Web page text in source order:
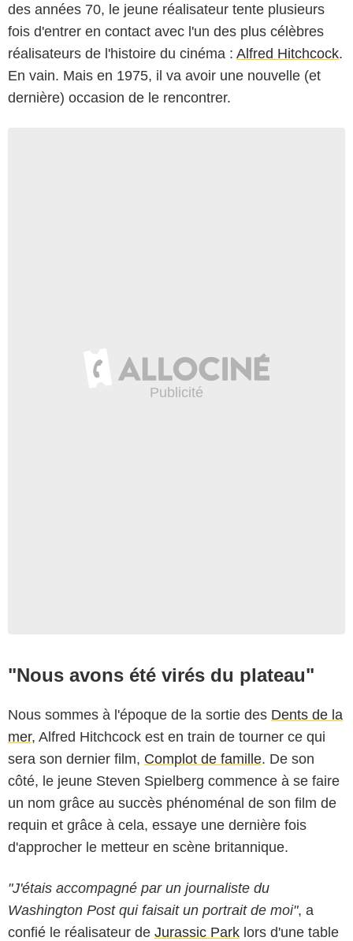
des années 70, le jeune réalisateur tente plusieurs
fois d'entrer en contact avec l'un des plus célèbres
réalisateurs de l'histoire du cinéma : Alfred Hitchcock.
En vain. Mais en 1975, il va avoir une nouvelle (et
dernière) occasion de le rencontrer.
"Nous avons été virés du plateau"
Nous sommes à l'époque de la sortie des Dents de la
mer, Alfred Hitchcock est en train de tourner ce qui
sera son dernier film, Complot de famille. De son
côté, le jeune Steven Spielberg commence à se faire
un nom grâce au succès phénoménal de son film de
requin et grâce à cela, essaye une dernière fois
d'approcher le metteur en scène britannique.
"J'étais accompagné par un journaliste du
Washington Post qui faisait un portrait de moi", a
confié le réalisateur de Jurassic Park lors d'une table